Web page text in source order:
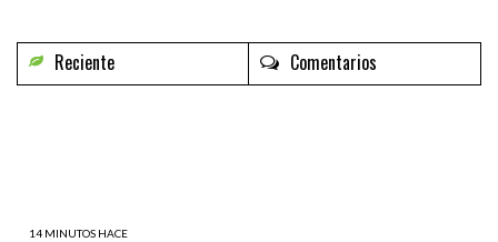
Reciente Comentarios
14 MINUTOS HACE